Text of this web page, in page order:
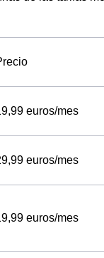
euros/mes
euros/mes
euros/mes